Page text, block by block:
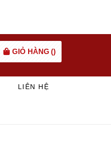
GIỎ HÀNG ()
LIÊN HỆ